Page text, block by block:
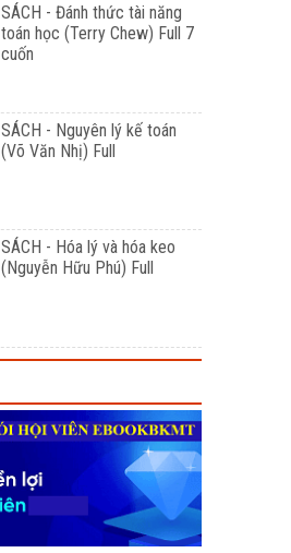
SÁCH - Đánh thức tài năng
toán học (Terry Chew) Full 7
cuốn
SÁCH - Nguyên lý kế toán
(Võ Văn Nhị) Full
SÁCH - Hóa lý và hóa keo
(Nguyễn Hữu Phú) Full